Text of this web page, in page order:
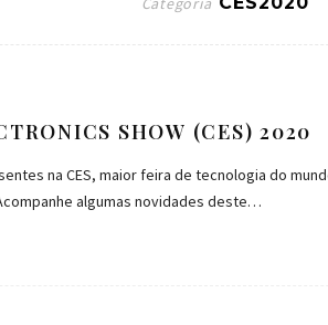
SHOW (CES) 2020
na CES, maior feira de tecnologia do
algumas novidades deste…